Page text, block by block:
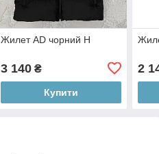
Жилет AD чорний Н
3 140₴
Купити
2